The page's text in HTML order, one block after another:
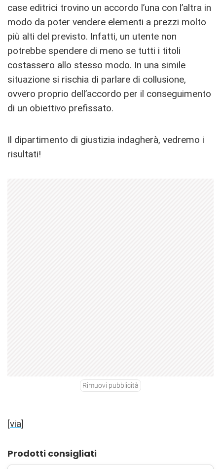
case editrici trovino un accordo l’una con l’altra in
modo da poter vendere elementi a prezzi molto
più alti del previsto. Infatti, un utente non
potrebbe spendere di meno se tutti i titoli
costassero allo stesso modo. In una simile
situazione si rischia di parlare di collusione,
ovvero proprio dell’accordo per il conseguimento
di un obiettivo prefissato.
Il dipartimento di giustizia indagherà, vedremo i
risultati!
Rimuovi pubblicità
[via]
Prodotti consigliati